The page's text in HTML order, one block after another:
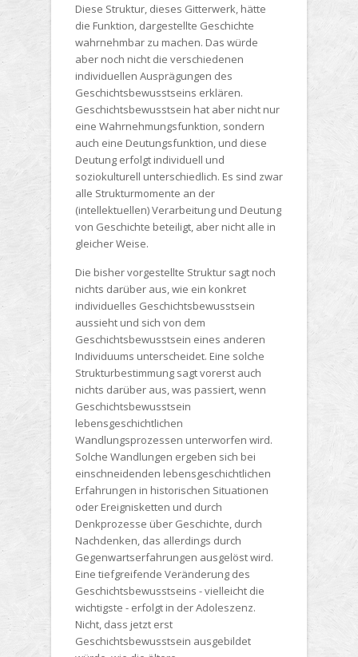
Diese Struktur, dieses Gitterwerk, hätte
die Funktion, dargestellte Geschichte
wahrnehmbar zu machen. Das würde
aber noch nicht die verschiedenen
individuellen Ausprägungen des
Geschichtsbewusstseins erklären.
Geschichtsbewusstsein hat aber nicht nur
eine Wahrnehmungsfunktion, sondern
auch eine Deutungsfunktion, und diese
Deutung erfolgt individuell und
soziokulturell unterschiedlich. Es sind zwar
alle Strukturmomente an der
(intellektuellen) Verarbeitung und Deutung
von Geschichte beteiligt, aber nicht alle in
gleicher Weise.
Die bisher vorgestellte Struktur sagt noch
nichts darüber aus, wie ein konkret
individuelles Geschichtsbewusstsein
aussieht und sich von dem
Geschichtsbewusstsein eines anderen
Individuums unterscheidet. Eine solche
Strukturbestimmung sagt vorerst auch
nichts darüber aus, was passiert, wenn
Geschichtsbewusstsein
lebensgeschichtlichen
Wandlungsprozessen unterworfen wird.
Solche Wandlungen ergeben sich bei
einschneidenden lebensgeschichtlichen
Erfahrungen in historischen Situationen
oder Ereignisketten und durch
Denkprozesse über Geschichte, durch
Nachdenken, das allerdings durch
Gegenwartserfahrungen ausgelöst wird.
Eine tiefgreifende Veränderung des
Geschichtsbewusstseins - vielleicht die
wichtigste - erfolgt in der Adoleszenz.
Nicht, dass jetzt erst
Geschichtsbewusstsein ausgebildet